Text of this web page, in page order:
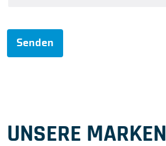
Senden
UNSERE MARKEN